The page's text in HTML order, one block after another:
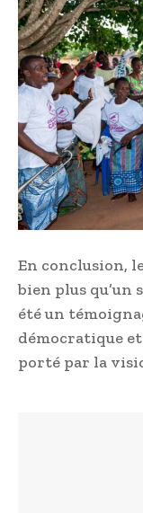
En conclusion,
bien plus qu’un
été un
démocratique
porté par la